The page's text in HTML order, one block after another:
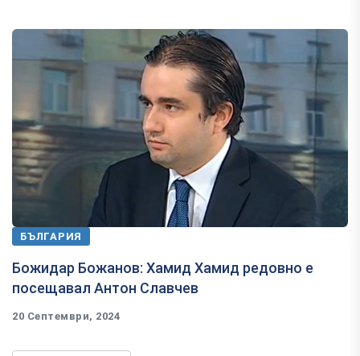
БЪЛГАРИЯ
Божидар Божанов: Хамид Хамид редовно е
посещавал Антон Славчев
20 Септември, 2024